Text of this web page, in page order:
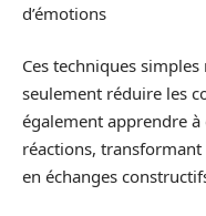
d’émotions
Ces techniques
seulement réduire les
également apprendre
réactions,
en échanges